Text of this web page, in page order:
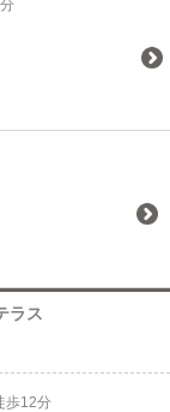
ラス
歩12分